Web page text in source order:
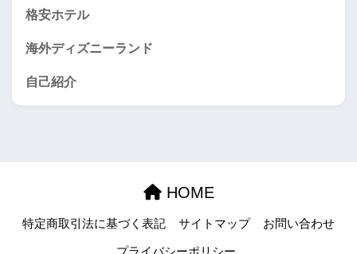
格安ホテル
海外ディズニーランド
自己紹介
HOME
特定商取引法に基づく表記 サイトマップ お問い合わせ